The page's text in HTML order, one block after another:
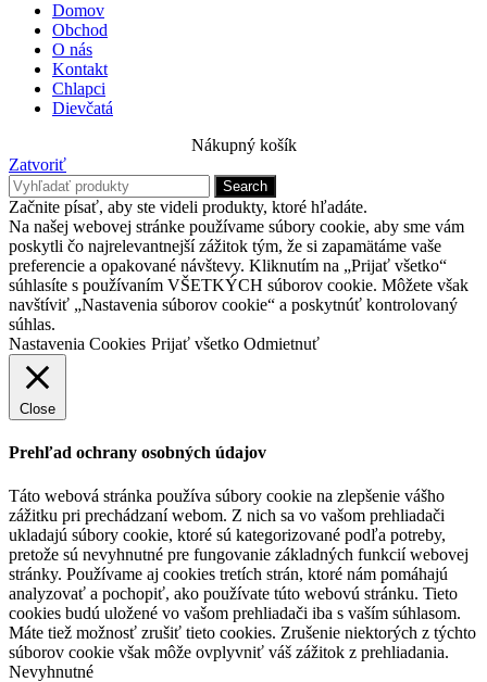
Domov
Obchod
O nás
Kontakt
Chlapci
Dievčatá
Nákupný košík
Zatvoriť
Search
Začnite písať, aby ste videli produkty, ktoré hľadáte.
Na našej webovej stránke používame súbory cookie, aby sme vám
poskytli čo najrelevantnejší zážitok tým, že si zapamätáme vaše
preferencie a opakované návštevy. Kliknutím na „Prijať všetko“
súhlasíte s používaním VŠETKÝCH súborov cookie. Môžete však
navštíviť „Nastavenia súborov cookie“ a poskytnúť kontrolovaný
súhlas.
Nastavenia Cookies Prijať všetko Odmietnuť
Close
Prehľad ochrany osobných údajov
Táto webová stránka používa súbory cookie na zlepšenie vášho
zážitku pri prechádzaní webom. Z nich sa vo vašom prehliadači
ukladajú súbory cookie, ktoré sú kategorizované podľa potreby,
pretože sú nevyhnutné pre fungovanie základných funkcií webovej
stránky. Používame aj cookies tretích strán, ktoré nám pomáhajú
analyzovať a pochopiť, ako používate túto webovú stránku. Tieto
cookies budú uložené vo vašom prehliadači iba s vaším súhlasom.
Máte tiež možnosť zrušiť tieto cookies. Zrušenie niektorých z týchto
súborov cookie však môže ovplyvniť váš zážitok z prehliadania.
Nevyhnutné